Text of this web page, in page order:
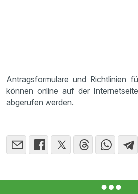
Antragsformulare und Richtlinien
können online auf der
abgerufen werden.